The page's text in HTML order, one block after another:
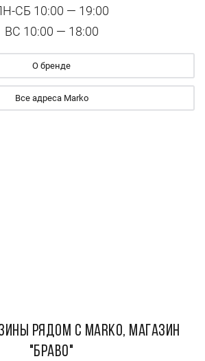
СБ 10:00 — 19:00
ВС 10:00 — 18:00
О бренде
Все адреса Marko
РЯДОМ С Marko, Магазин
"Браво"